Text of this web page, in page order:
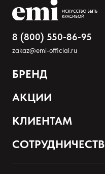
8 (800) 550-86-95
zakaz@emi-official.ru
БРЕНД
Продукция
АКЦИИ
Sale
Программа
КЛИЕНТАМ
Оплата и доставка
Стать партнером EMI